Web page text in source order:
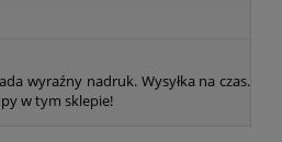
wyraźny nadruk. Wysyłka na czas.
w tym sklepie!